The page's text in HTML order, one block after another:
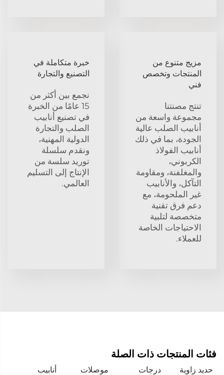
مزيج متنوع من
المنتجات وتخصص
فني
تنتج مصنتنا
مجموعة واسعة من
أنابيب الصلب عالية
الجودة، بما في ذلك
أنابيب الفولاذ
الكربوني،
والمغلفنة، ومقاومة
التآكل، والأنابيب
غير الملحومة، مع
دعم فرق تقنية
متخصصة لتلبية
الاحتياجات الخاصة
للعملاء.
خبرة متكاملة في
التصنيع والتجارة
نجمع بين أكثر من
15 عامًا من الخبرة
في تصنيع أنابيب
الصلب والتجارة
الدولية المهنية،
ونقدم سلسلة
توريد سلسة من
الإنتاج إلى التسليم
العالمي.
فئات المنتجات ذات الصلة
حديد زاوية
درجات
موصلات
أنابيب